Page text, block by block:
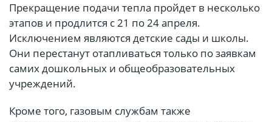
Прекращение подачи тепла пройдет в несколько
этапов и продлится с 21 по 24 апреля.
Исключением являются детские сады и школы.
Они перестанут отапливаться только по заявкам
самих дошкольных и общеобразовательных
учреждений.
Кроме того, газовым службам также